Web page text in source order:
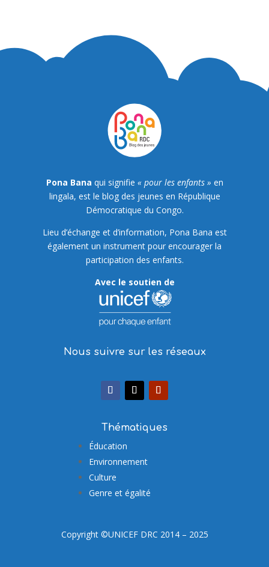
Pona Bana qui signifie « pour les enfants » en
lingala, est le blog des jeunes en République
Démocratique du Congo.
Lieu d’échange et d’information, Pona Bana est
également un instrument pour encourager la
participation des enfants.
Avec le soutien de
Nous suivre sur les réseaux
Thématiques
Éducation
Environnement
Culture
Genre et égalité
Copyright ©UNICEF DRC 2014 – 2025